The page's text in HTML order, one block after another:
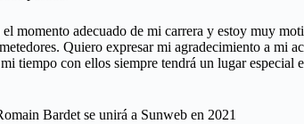
momento adecuado de mi carrera y estoy muy
Quiero expresar mi agradecimiento a mi
tiempo con ellos siempre tendrá un lugar especial
Bardet se unirá a Sunweb en 2021